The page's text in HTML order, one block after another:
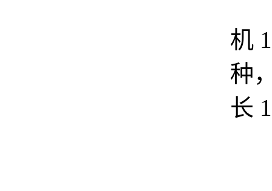
机
种
长